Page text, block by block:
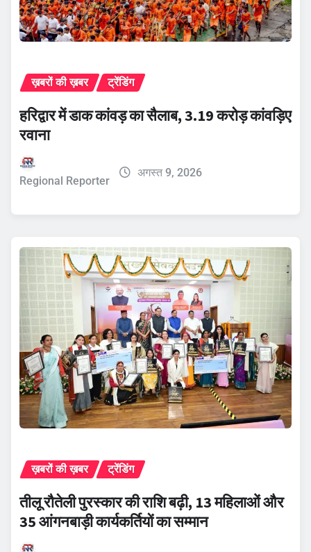
ख़बरों की ख़बर ट्रेंडिंग
हरिद्वार में डाक कांवड़ का सैलाब, 3.19 करोड़ कांवड़िए
रवाना
Regional Reporter
अगस्त 9, 2026
ख़बरों की ख़बर ट्रेंडिंग
तीलू रौतेली पुरस्कार की राशि बढ़ी, 13 महिलाओं और
35 आंगनबाड़ी कार्यकर्तियों का सम्मान